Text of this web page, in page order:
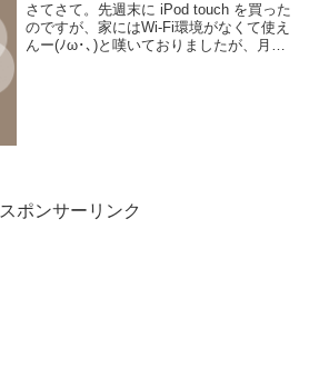
さてさて。先週末に iPod touch を買った
のですが、家にはWi-Fi環境がなくて使え
んー(ﾉω･､)と嘆いておりましたが、月曜
スポンサーリンク